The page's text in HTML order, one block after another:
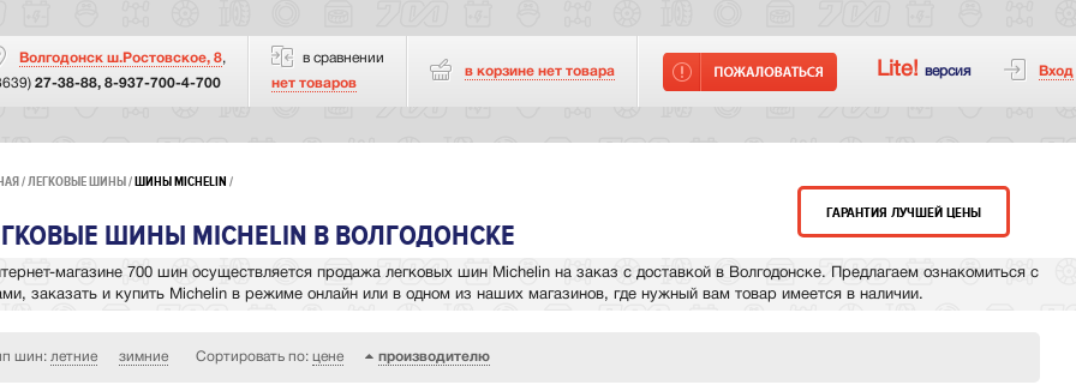
Волгодонск ш.Ростовское, 8,
27-38-88, 8-937-700-4-700
в сравнении
нет товаров
в корзине нет товара Lite! версия Вход
ЛЕГКОВЫЕ ШИНЫ ШИНЫ MICHELIN
ШИНЫ MICHELIN В ВОЛГОДОНСКЕ
ГАРАНТИЯ ЛУЧШЕЙ ЦЕНЫ
магазине 700 шин осуществляется продажа легковых шин Michelin на заказ с доставкой в Волгодонске. Предлагаем ознакомиться с
заказать и купить Michelin в режиме онлайн или в одном из наших магазинов, где нужный вам товар имеется в наличии.
шин: летние зимние Сортировать по: цене производителю